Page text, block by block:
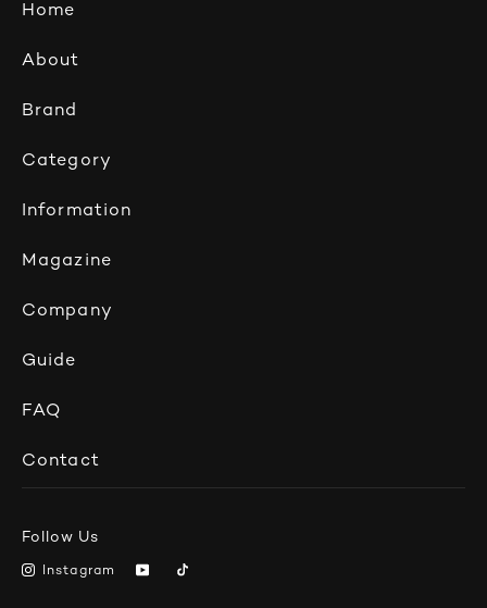
Home
Brand
Information
Company
FAQ
About
Category
Magazine
Guide
Contact
Follow Us
Instagram